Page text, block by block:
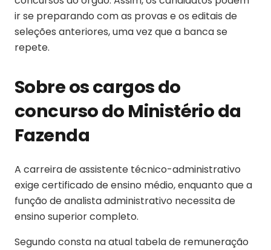
ir se preparando com as provas e os editais de
seleções anteriores, uma vez que a banca se
repete.
Sobre os cargos do
concurso do Ministério da
Fazenda
A carreira de assistente técnico-administrativo
exige certificado de ensino médio, enquanto que a
função de analista administrativo necessita de
ensino superior completo.
Segundo consta na atual tabela de remuneração